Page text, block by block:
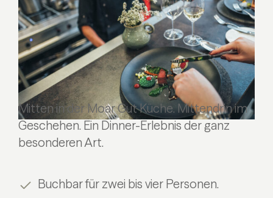
Mitten in der Moar Gut Küche. Mittendrin im
Geschehen. Ein Dinner-Erlebnis der ganz
besonderen Art.
Buchbar für zwei bis vier Personen.